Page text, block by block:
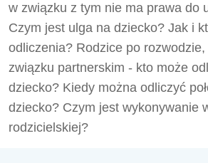
w związku z tym nie ma prawa do
Czym jest ulga na dziecko? Jak i
odliczenia? Rodzice po
związku partnerskim - kto może
dziecko? Kiedy można odliczyć
dziecko? Czym jest wykonywanie
rodzicielskiej?